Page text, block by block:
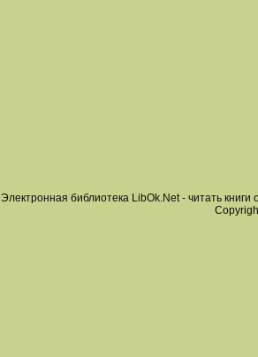
Электронная библиотека LibOk.Net - читать книги